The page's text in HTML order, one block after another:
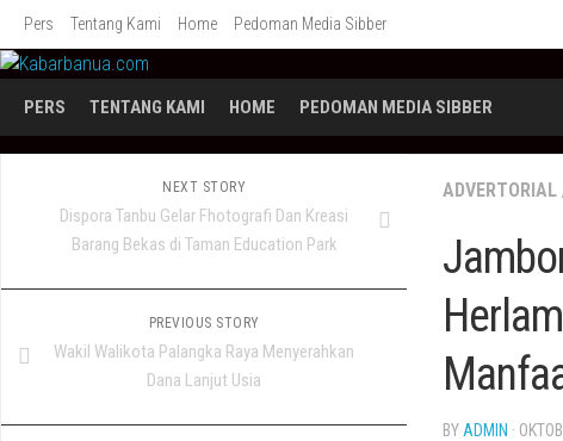
Skip
content
Pers Tentang Kami Home Pedoman Media Sibber
PERS TENTANG KAMI HOME PEDOMAN MEDIA SIBBER
ADVERTORIAL
BY ADMIN ·
NEXT STORY
Dispora Tanbu Gelar Fhotografi Dan Kreasi
Barang Bekas di Taman Education Park
PREVIOUS STORY
Wakil Walikota Palangka Raya Menyerahkan
Dana Lanjut Usia